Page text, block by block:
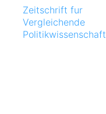
Zeitschrift fur
Vergleichende
Politikwissenschaft